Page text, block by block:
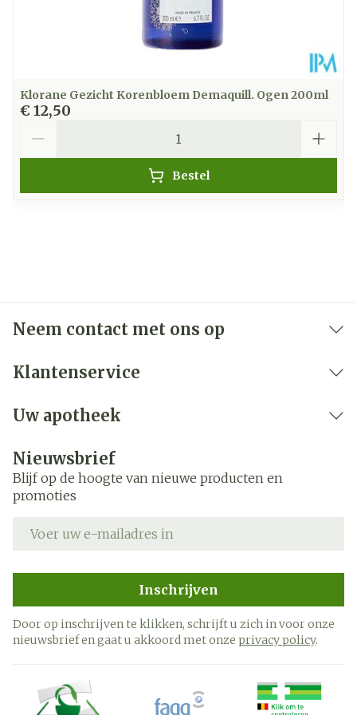
Klorane Gezicht Korenbloem Demaquill. Ogen 200ml
€ 12,50
Bestel
Neem contact met ons op
Klantenservice
Uw apotheek
Nieuwsbrief
Blijf op de hoogte van nieuwe producten en
promoties
Inschrijven
Door op inschrijven te klikken, schrijft u zich in voor onze
nieuwsbrief en gaat u akkoord met onze privacy policy.